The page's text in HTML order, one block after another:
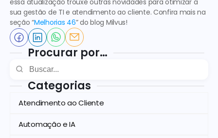
essa atualização trouxe outras novidades para otimizar a
sua gestão de TI e atendimento ao cliente. Confira mais na
seção “Melhorias 46” do blog Milvus!
Procurar por…
Categorias
Atendimento ao Cliente
Automação e IA